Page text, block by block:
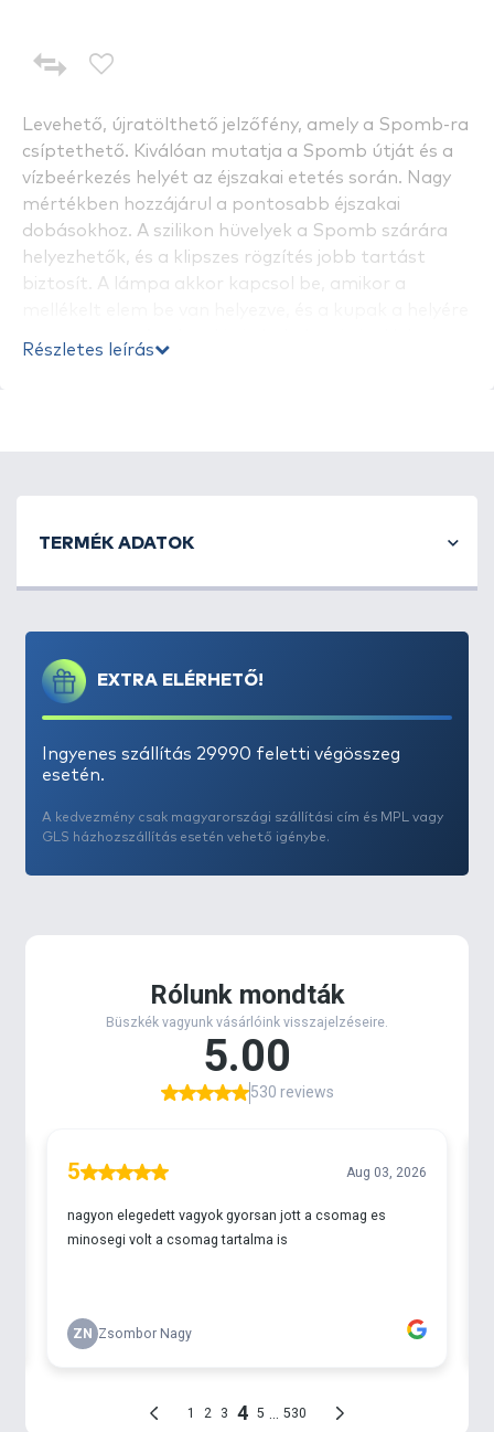
Levehető, újratölthető jelzőfény, amely a Spomb-ra
csíptethető. Kiválóan mutatja a Spomb útját és a
vízbeérkezés helyét az éjszakai etetés során. Nagy
mértékben hozzájárul a pontosabb éjszakai
dobásokhoz. A szilikon hüvelyek a Spomb szárára
helyezhetők, és a klipszes rögzítés jobb tartást
biztosít. A lámpa akkor kapcsol be, amikor a
Részletes leírás
EXTRA ELÉRHETŐ!
Ingyenes szállítás 29990 feletti végösszeg
esetén.
A kedvezmény csak magyarországi szállítási cím és MPL vagy
GLS házhozszállítás esetén vehető igénybe.
TERMÉK ADATOK